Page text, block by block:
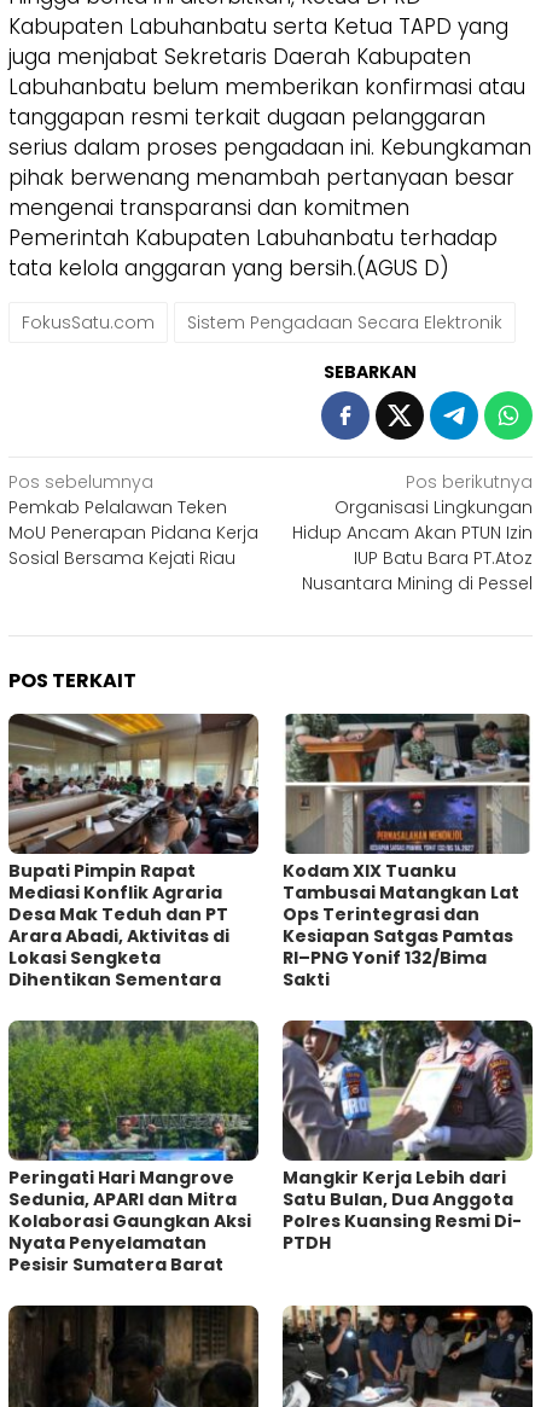
Kabupaten Labuhanbatu serta Ketua TAPD yang
juga menjabat Sekretaris Daerah Kabupaten
Labuhanbatu belum memberikan konfirmasi atau
tanggapan resmi terkait dugaan pelanggaran
serius dalam proses pengadaan ini. Kebungkaman
pihak berwenang menambah pertanyaan besar
mengenai transparansi dan komitmen
Pemerintah Kabupaten Labuhanbatu terhadap
tata kelola anggaran yang bersih.(AGUS D)
FokusSatu.com Sistem Pengadaan Secara Elektronik
SEBARKAN
Navigasi
pos
Pos sebelumnya
Pemkab Pelalawan Teken
MoU Penerapan Pidana Kerja
Sosial Bersama Kejati Riau
Pos berikutnya
Organisasi Lingkungan
Hidup Ancam Akan PTUN Izin
IUP Batu Bara PT.Atoz
Nusantara Mining di Pessel
POS TERKAIT
Bupati Pimpin Rapat
Mediasi Konflik Agraria
Desa Mak Teduh dan PT
Arara Abadi, Aktivitas di
Lokasi Sengketa
Dihentikan Sementara
Kodam XIX Tuanku
Tambusai Matangkan Lat
Ops Terintegrasi dan
Kesiapan Satgas Pamtas
RI–PNG Yonif 132/Bima
Sakti
Peringati Hari Mangrove
Sedunia, APARI dan Mitra
Kolaborasi Gaungkan Aksi
Nyata Penyelamatan
Pesisir Sumatera Barat
Mangkir Kerja Lebih dari
Satu Bulan, Dua Anggota
Polres Kuansing Resmi Di-
PTDH